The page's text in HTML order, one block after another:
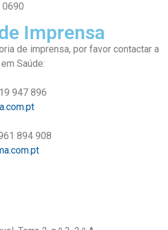
0690
Imprensa
de imprensa, por favor contactar a
Saúde:
947 896
894 908